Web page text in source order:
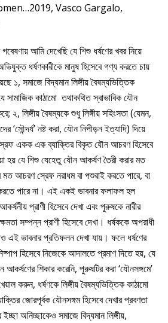
Vasco Gargalo,
গবেষণায় আমি দেখেছি যে শিশু ধর্ষণের খবর নিয়ে
ধর্ষণকারীকে মানুষ হিসেবে গণ্য করতে চায়
১, সমাজে বিদ্যমান লিঙ্গীয় বৈষম্যভিত্তিক
সামাজিক কাঠামো তথাকথিত স্বাভাবিক যৌন
লিঙ্গীয় বৈষম্যকে শুধু লিঙ্গীয় সহিংসতা (যেমন,
‘সৌন্দর্য’ নষ্ট করা, যৌন নিপীড়ন ইত্যাদি) দিয়ে
একক এক ব্যাক্তির বিকৃত যৌন আচরণ হিসেবে
হয় যে শিশু যেহেতু যৌন আকর্ষণ তৈরী করার মত
আচরণ স্রেফ নরাধম বা পশুরাই করতে পারে, বা
পারে না। এই একই ভাবনার ফলাফল হল
প্রাণী হিসেবে দেখা এবং পুরুষকে নারীর
সম্পন্ন প্রাণী হিসেবে দেখা। ধর্ষককে অপরাধী
এই ভাবনার প্রতিফলন দেখা যায়। ফলে ধর্ষণের
হিসেবে নিজেকে আদালতে প্রমাণ দিতে হয়, যে
শিকার করেনি, পুরুষটির করা ‘যৌনসঙ্গমে’
করুন, ধর্ষণকে লিঙ্গীয় বৈষম্যভিত্তিক কাঠামো
জোরপূর্বক যৌনসঙ্গম হিসেবে দেখার প্রবণতা
ইচ্ছা অনিচ্ছাকেও সমাজে বিদ্যমান লিঙ্গীয়,